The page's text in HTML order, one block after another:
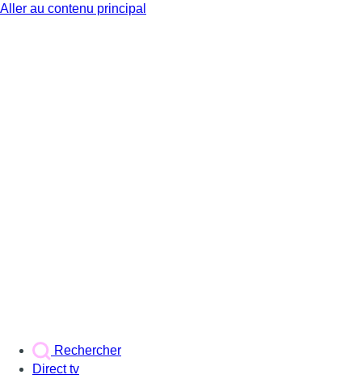
Aller au contenu principal
Rechercher
Direct tv